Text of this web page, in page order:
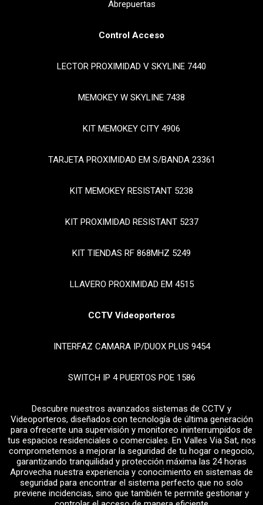
Abrepuertas
Control Acceso
LECTOR PROXIMIDAD V SKYLINE 7440
MEMOKEY W SKYLINE 7438
KIT MEMOKEY CITY 4906
TARJETA PROXIMIDAD EM S/BANDA 23361
KIT MEMOKEY RESISTANT 5238
KIT PROXIMIDAD RESISTANT 5237
KIT TIENDAS RF 868MHZ 5249
LLAVERO PROXIMIDAD EM 4515
CCTV Videoporteros
INTERFAZ CAMARA IP/DUOX PLUS 9454
SWITCH IP 4 PUERTOS POE 1586
Descubre nuestros avanzados sistemas de CCTV y
Videoporteros, diseñados con tecnología de última generación
para ofrecerte una supervisión y monitoreo ininterrumpidos de
tus espacios residenciales o comerciales. En Valles Via Sat, nos
comprometemos a mejorar la seguridad de tu hogar o negocio,
garantizando tranquilidad y protección máxima las 24 horas
Aprovecha nuestra experiencia y conocimiento en sistemas de
seguridad para encontrar el sistema perfecto que no solo
previene incidencias, sino que también te permite gestionar y